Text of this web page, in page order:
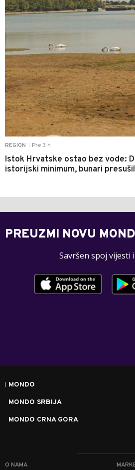
REGION Pre 3 h
Istok Hrvatske ostao bez vode:
istorijski minimum, bunari
PREUZMI NOVU
Savršen spoj vijesti
MONDO
MONDO SRBIJA
MONDO CRNA GORA
O NAMA